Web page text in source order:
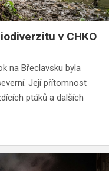
v CHKO
na Břeclavsku byla
Její přítomnost
ptáků a dalších